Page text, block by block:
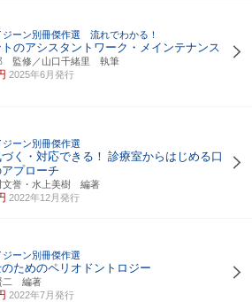
ジーン別冊傑作選 流れでわかる！
のアシスタントワーク・メインテナンス
監修／山口千緒里 執筆
2025年6月発行
ーン別冊傑作選
く・対応できる！ 診療室からはじめる口
プローチ
文誉・水上美樹 編著
2022年12月発行
ーン別冊傑作選
ためのペリオドントロジー
二 編著
2022年7月発行